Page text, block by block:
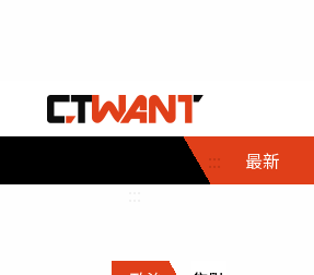
::: 最新
社會首頁
時事
調查
娛樂首頁
即時